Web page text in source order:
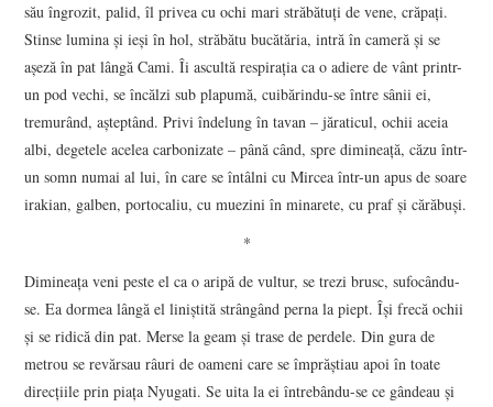
său îngrozit, palid, îl privea cu ochi mari străbătuţi de vene, crăpaţi.
Stinse lumina şi ieşi în hol, străbătu bucătăria, intră în cameră şi se
aşeză în pat lângă Cami. Îi ascultă respiraţia ca o adiere de vânt printr-
un pod vechi, se încălzi sub plapumă, cuibărindu-se între sânii ei,
tremurând, aşteptând. Privi îndelung în tavan – jăraticul, ochii aceia
albi, degetele acelea carbonizate – până când, spre dimineaţă, căzu într-
un somn numai al lui, în care se întâlni cu Mircea într-un apus de soare
irakian, galben, portocaliu, cu muezini în minarete, cu praf şi cărăbuşi.
*
Dimineaţa veni peste el ca o aripă de vultur, se trezi brusc, sufocându-
se. Ea dormea lângă el liniştită strângând perna la piept. Îşi frecă ochii
şi se ridică din pat. Merse la geam şi trase de perdele. Din gura de
metrou se revărsau râuri de oameni care se împrăştiau apoi în toate
direcţiile prin piaţa Nyugati. Se uita la ei întrebându-se ce gândeau şi